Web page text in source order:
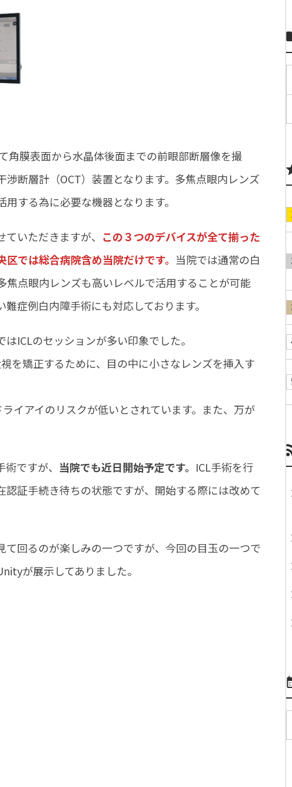
角膜表面から水晶体後面までの前眼部断層像を撮
断層計（OCT）装置となります。多焦点眼内レンズ
する為に必要な機器となります。
いただきますが、 この３つのデバイスが全て揃った
では総合病院含め当院だけです。 当院では通常の白
焦点眼内レンズも高いレベルで活用することが可能
症例白内障手術にも対応しております。
ICLのセッションが多い印象でした。
を矯正するために、目の中に小さなレンズを挿入す
イアイのリスクが低いとされています。また、万が
ですが、 当院でも近日開始予定です。 ICL手術を行
認証手続き待ちの状態ですが、開始する際には改めて
回るのが楽しみの一つですが、今回の目玉の一つで
が展示してありました。